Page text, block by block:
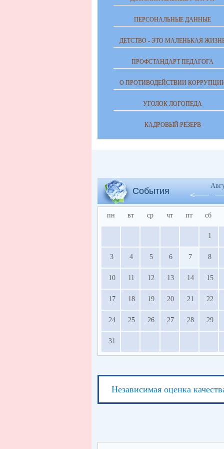
ПЕРСОНАЛЬНЫЕ ДАННЫЕ
ДЕТСТВО - ЭТО МАЛЕНЬКАЯ
ПРОФСТАНДАРТ ПЕДАГОГА
О ПРОТИВОДЕЙСТВИИ
УГОЛОК ЛОГОПЕДА
КАДРОВЫЙ РЕЗЕРВ
События
пн вт ср чт пт сб
1
3 4 5 6 7 8
10 11 12 13 14 15
17 18 19 20 21 22
24 25 26 27 28 29
31
Независимая оценка